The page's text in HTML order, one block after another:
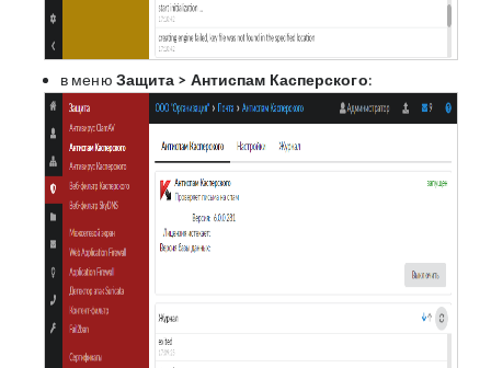
в меню Защита > Антиспам Касперского: